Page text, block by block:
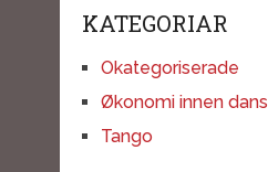
KATEGORIAR
Okategoriserade
Økonomi innen dans
Tango